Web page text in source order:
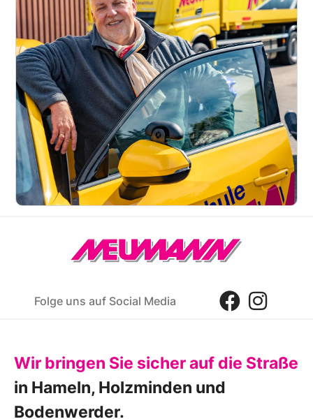
Folge uns auf Social Media
Wir bringen Sie sicher auf die Straße
in Hameln, Holzminden und
Bodenwerder.